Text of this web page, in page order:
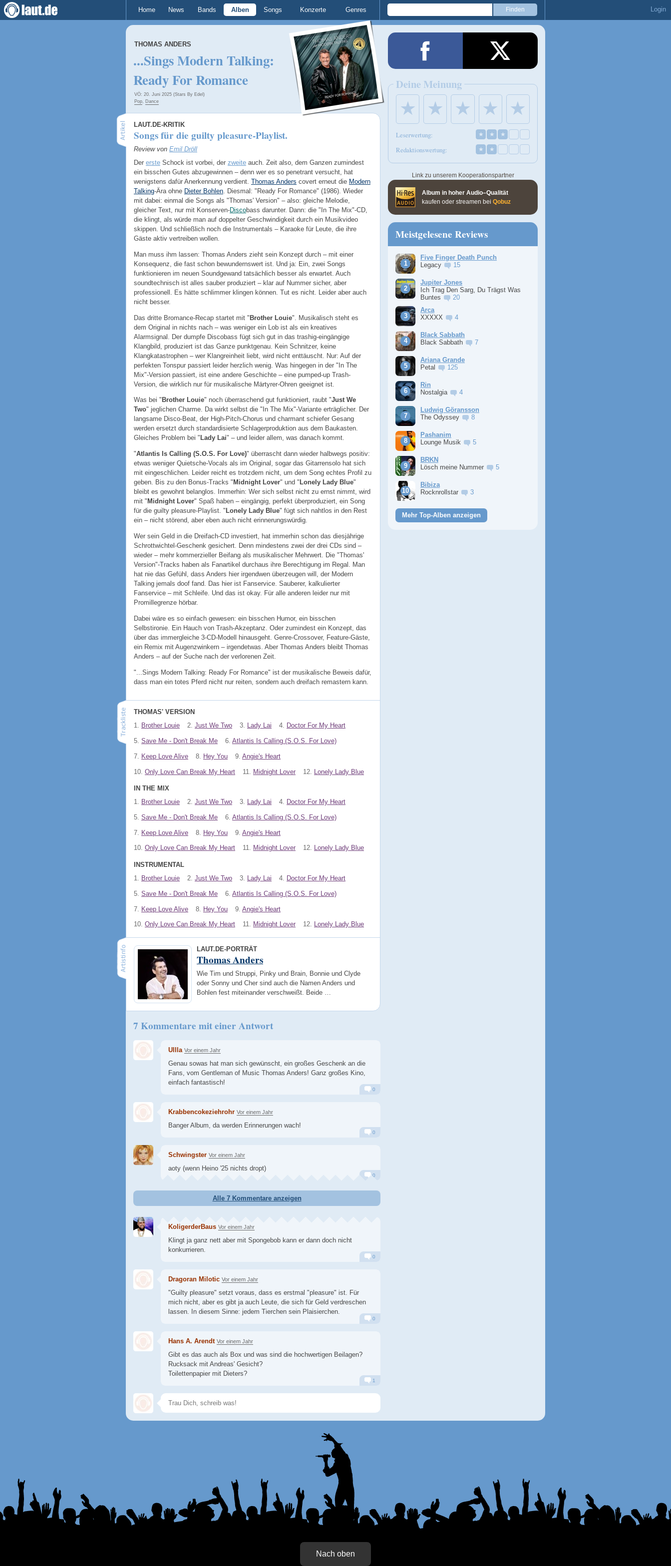
Home News Bands Alben Songs Konzerte Genres Login
THOMAS ANDERS
...Sings Modern Talking:
Ready For Romance
VÖ: 20. Juni 2025 (Stars By Edel)
Pop, Dance
LAUT.DE-KRITIK
Songs für die guilty pleasure-Playlist.
Review von Emil Dröll
Der erste Schock ist vorbei, der zweite auch. Zeit also, dem Ganzen zumindest
ein bisschen Gutes abzugewinnen – denn wer es so penetrant versucht, hat
wenigstens dafür Anerkennung verdient. Thomas Anders covert erneut die Modern
Talking-Ära ohne Dieter Bohlen. Diesmal: "Ready For Romance" (1986). Wieder
mit dabei: einmal die Songs als "Thomas' Version" – also: gleiche Melodie,
gleicher Text, nur mit Konserven-Discobass darunter. Dann: die "In The Mix"-CD,
die klingt, als würde man auf doppelter Geschwindigkeit durch ein Musikvideo
skippen. Und schließlich noch die Instrumentals – Karaoke für Leute, die ihre
Gäste aktiv vertreiben wollen.
Man muss ihm lassen: Thomas Anders zieht sein Konzept durch – mit einer
Konsequenz, die fast schon bewundernswert ist. Und ja: Ein, zwei Songs
funktionieren im neuen Soundgewand tatsächlich besser als erwartet. Auch
soundtechnisch ist alles sauber produziert – klar auf Nummer sicher, aber
professionell. Es hätte schlimmer klingen können. Tut es nicht. Leider aber auch
nicht besser.
Das dritte Bromance-Recap startet mit "Brother Louie". Musikalisch steht es
dem Original in nichts nach – was weniger ein Lob ist als ein kreatives
Alarmsignal. Der dumpfe Discobass fügt sich gut in das trashig-eingängige
Klangbild, produziert ist das Ganze punktgenau. Kein Schnitzer, keine
Klangkatastrophen – wer Klangreinheit liebt, wird nicht enttäuscht. Nur: Auf der
perfekten Tonspur passiert leider herzlich wenig. Was hingegen in der "In The
Mix"-Version passiert, ist eine andere Geschichte – eine pumped-up Trash-
Version, die wirklich nur für musikalische Märtyrer-Ohren geeignet ist.
Was bei " Brother Louie" noch überraschend gut funktioniert, raubt "Just We
Two" jeglichen Charme. Da wirkt selbst die "In The Mix"-Variante erträglicher. Der
langsame Disco-Beat, der High-Pitch-Chorus und charmant schiefer Gesang
werden ersetzt durch standardisierte Schlagerproduktion aus dem Baukasten.
Gleiches Problem bei " Lady Lai" – und leider allem, was danach kommt.
"Atlantis Is Calling (S.O.S. For Love)" überrascht dann wieder halbwegs positiv:
etwas weniger Quietsche-Vocals als im Original, sogar das Gitarrensolo hat sich
mit eingeschlichen. Leider reicht es trotzdem nicht, um dem Song echtes Profil zu
geben. Bis zu den Bonus-Tracks " Midnight Lover" und " Lonely Lady Blue"
bleibt es gewohnt belanglos. Immerhin: Wer sich selbst nicht zu ernst nimmt, wird
mit " Midnight Lover" Spaß haben – eingängig, perfekt überproduziert, ein Song
für die guilty pleasure-Playlist. " Lonely Lady Blue" fügt sich nahtlos in den Rest
ein – nicht störend, aber eben auch nicht erinnerungswürdig.
Wer sein Geld in die Dreifach-CD investiert, hat immerhin schon das diesjährige
Schrottwichtel-Geschenk gesichert. Denn mindestens zwei der drei CDs sind –
wieder – mehr kommerzieller Beifang als musikalischer Mehrwert. Die "Thomas'
Version"-Tracks haben als Fanartikel durchaus ihre Berechtigung im Regal. Man
hat nie das Gefühl, dass Anders hier irgendwen überzeugen will, der Modern
Talking jemals doof fand. Das hier ist Fanservice. Sauberer, kalkulierter
Fanservice – mit Schleife. Und das ist okay. Für alle anderen leider nur mit
Promillegrenze hörbar.
Dabei wäre es so einfach gewesen: ein bisschen Humor, ein bisschen
Selbstironie. Ein Hauch von Trash-Akzeptanz. Oder zumindest ein Konzept, das
über das immergleiche 3-CD-Modell hinausgeht. Genre-Crossover, Feature-Gäste,
ein Remix mit Augenzwinkern – irgendetwas. Aber Thomas Anders bleibt Thomas
Anders – auf der Suche nach der verlorenen Zeit.
"...Sings Modern Talking: Ready For Romance" ist der musikalische Beweis dafür,
dass man ein totes Pferd nicht nur reiten, sondern auch dreifach remastern kann.
THOMAS' VERSION
1. Brother Louie 2. Just We Two 3. Lady Lai 4. Doctor For My Heart
5. Save Me - Don't Break Me 6. Atlantis Is Calling (S.O.S. For Love)
7. Keep Love Alive 8. Hey You 9. Angie's Heart
10. Only Love Can Break My Heart 11. Midnight Lover 12. Lonely Lady Blue
IN THE MIX
1. Brother Louie 2. Just We Two 3. Lady Lai 4. Doctor For My Heart
5. Save Me - Don't Break Me 6. Atlantis Is Calling (S.O.S. For Love)
7. Keep Love Alive 8. Hey You 9. Angie's Heart
10. Only Love Can Break My Heart 11. Midnight Lover 12. Lonely Lady Blue
INSTRUMENTAL
1. Brother Louie 2. Just We Two 3. Lady Lai 4. Doctor For My Heart
5. Save Me - Don't Break Me 6. Atlantis Is Calling (S.O.S. For Love)
7. Keep Love Alive 8. Hey You 9. Angie's Heart
10. Only Love Can Break My Heart 11. Midnight Lover 12. Lonely Lady Blue
LAUT.DE-PORTRÄT
Thomas Anders
Wie Tim und Struppi, Pinky und Brain, Bonnie und Clyde
oder Sonny und Cher sind auch die Namen Anders und
Bohlen fest miteinander verschweißt. Beide …
7 Kommentare mit einer Antwort
Ullla Vor einem Jahr
Genau sowas hat man sich gewünscht, ein großes Geschenk an die
Fans, vom Gentleman of Music Thomas Anders! Ganz großes Kino,
einfach fantastisch!
0
Krabbencokeziehrohr Vor einem Jahr
Banger Album, da werden Erinnerungen wach!
0
Schwingster Vor einem Jahr
aoty (wenn Heino '25 nichts dropt)
0
Alle 7 Kommentare anzeigen
KoligerderBaus Vor einem Jahr
Klingt ja ganz nett aber mit Spongebob kann er dann doch nicht
konkurrieren.
0
Dragoran Milotic Vor einem Jahr
"Guilty pleasure" setzt voraus, dass es erstmal "pleasure" ist. Für
mich nicht, aber es gibt ja auch Leute, die sich für Geld verdreschen
lassen. In diesem Sinne: jedem Tierchen sein Plaisierchen.
0
Hans A. Arendt Vor einem Jahr
Gibt es das auch als Box und was sind die hochwertigen Beilagen?
Rucksack mit Andreas' Gesicht?
Toilettenpapier mit Dieters?
Alarm Antworten
1
Speichern
Deine Meinung
★ ★ ★ ★ ★
Leserwertung: ★ ★ ★
Redaktionswertung: ★ ★
Link zu unserem Kooperationspartner
Album in hoher Audio–Qualität
kaufen oder streamen bei Qobuz
Meistgelesene Reviews
Five Finger Death Punch
Legacy
15
Jupiter Jones
Ich Trag Den Sarg, Du Trägst Was
Buntes
20
Arca
XXXXX
4
Black Sabbath
Black Sabbath
7
Ariana Grande
Petal
125
Rin
Nostalgia
4
Ludwig Göransson
The Odyssey
8
Pashanim
Lounge Musik
5
BRKN
Lösch meine Nummer
5
Bibiza
Rocknrollstar
3
Mehr Top-Alben anzeigen
Nach oben